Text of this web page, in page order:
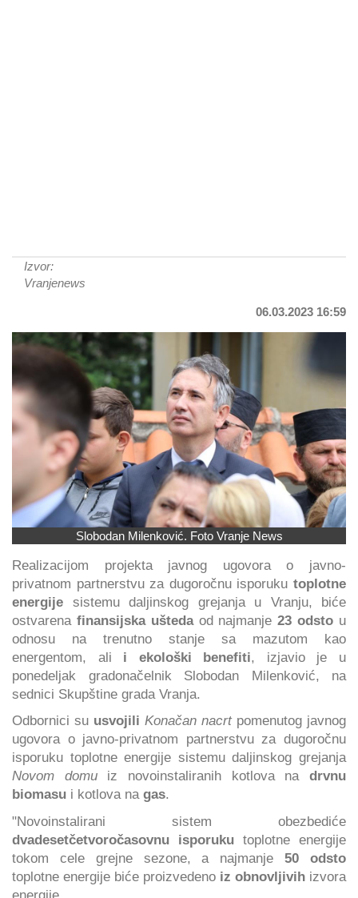
Izvor:
Vranjenews
06.03.2023 16:59
Slobodan Milenković. Foto Vranje News
Realizacijom projekta javnog ugovora o javno-
privatnom partnerstvu za dugoročnu isporuku toplotne
energije sistemu daljinskog grejanja u Vranju, biće
ostvarena finansijska uštedaod najmanje 23 odsto u
odnosu na trenutno stanje sa mazutom kao
energentom, ali i ekološki benefiti, izjavio je u
ponedeljak gradonačelnik Slobodan Milenković, na
sednici Skupštine grada Vranja.
Odbornici su usvojili Konačan nacrtpomenutog javnog
ugovora o javno-privatnom partnerstvu za dugoročnu
isporuku toplotne energije sistemu daljinskog grejanja
Novom domuiz novoinstaliranih kotlova nadrvnu
biomasu i kotlova na gas.
"Novoinstalirani sistem obezbediće
dvadesetčetvoročasovnu isporuku toplotne energije
tokom cele grejne sezone, a najmanje50 odsto
toplotne energije biće proizvedeno iz obnovljivih izvora
energije.